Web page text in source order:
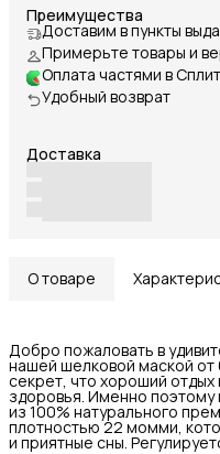
Преимущества
Доставим в пункты
Примерьте товары и
Оплата частями в Сплит
Удобный возврат
Доставка
О товаре
Добро пожаловать в
нашей шелковой маской
секрет, что хороший
здоровья. Именно поэтому
из 100% натурального
плотностью 22 момми,
и приятные сны.